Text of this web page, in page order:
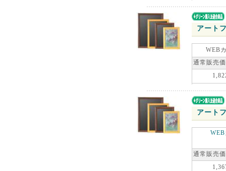
アート
WEB
通常販売
アート
通常販売